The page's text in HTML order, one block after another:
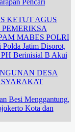
Pencari
KETUT AGUS
MABES POLRI
Jatim Disorot,
Berinisial B Akui
DESA
Besi Menggantung,
Kota dan